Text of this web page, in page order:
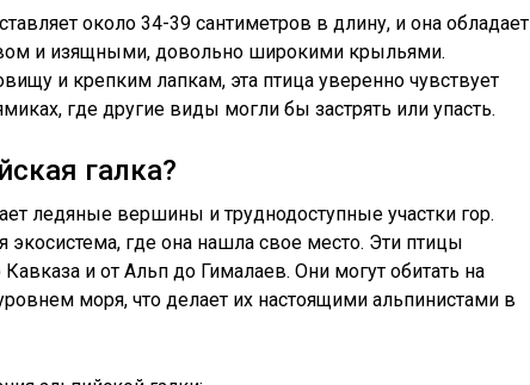
около 34-39 сантиметров в длину, и она обладает
и изящными, довольно широкими крыльями.
и крепким лапкам, эта птица уверенно чувствует
где другие виды могли бы застрять или упасть.
галка?
ледяные вершины и труднодоступные участки гор.
экосистема, где она нашла свое место. Эти птицы
и от Альп до Гималаев. Они могут обитать на
моря, что делает их настоящими альпинистами в